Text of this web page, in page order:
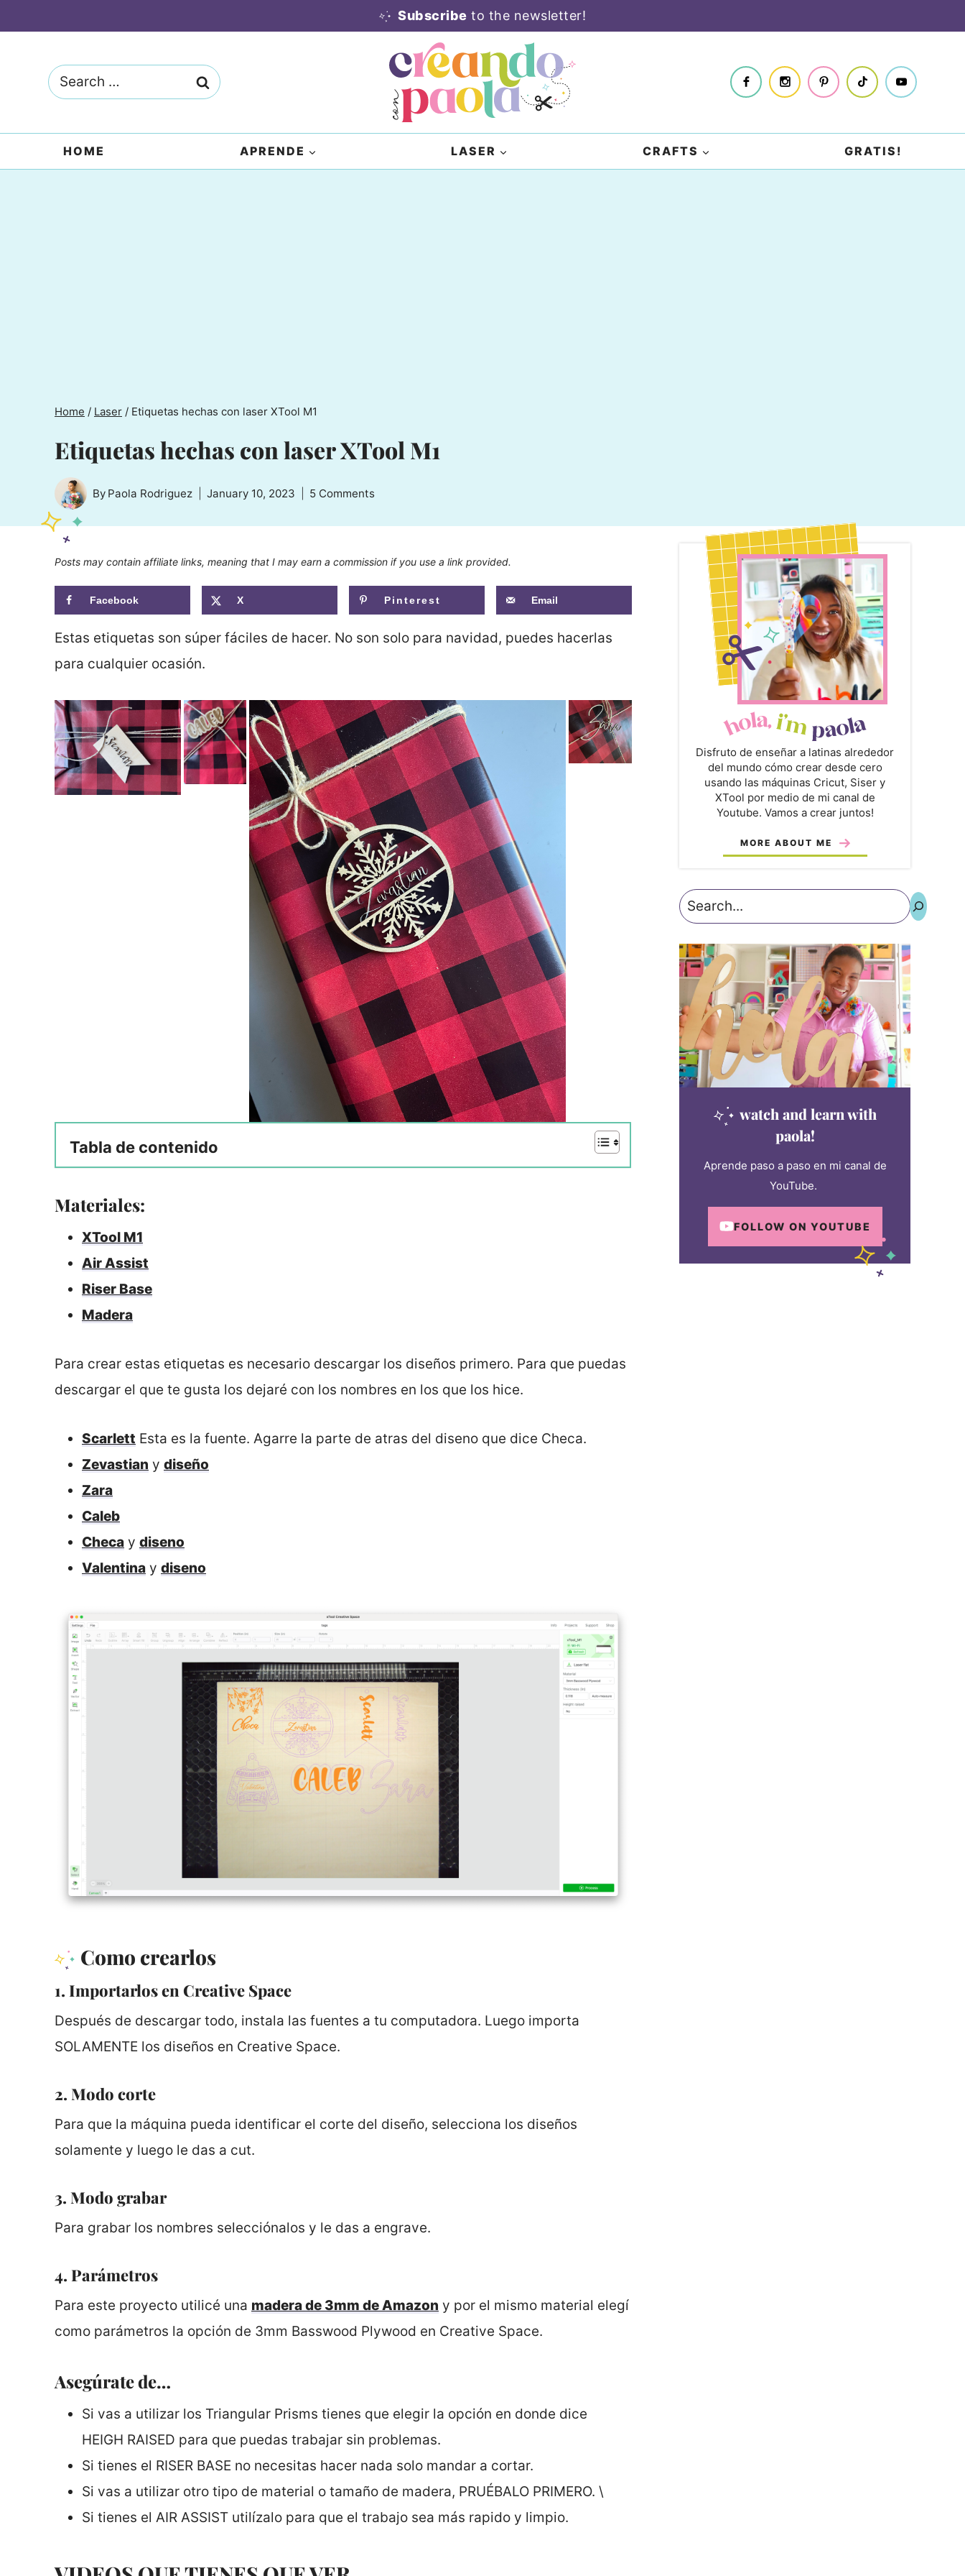
Subscribe to the newsletter!
Search
for:
HOME APRENDE LASER CRAFTS GRATIS!
Home / Laser / Etiquetas hechas con laser XTool M1
Etiquetas hechas con laser XTool M1
By Paola Rodriguez January 10, 2023 5 Comments
Posts may contain affiliate links, meaning that I may earn a commission if you use a link provided.
Facebook X Pinterest Email
Estas etiquetas son súper fáciles de hacer. No son solo para navidad, puedes hacerlas
para cualquier ocasión.
Tabla de contenido
Materiales:
XTool M1
Air Assist
Riser Base
Madera
Para crear estas etiquetas es necesario descargar los diseños primero. Para que puedas
descargar el que te gusta los dejaré con los nombres en los que los hice.
Scarlett Esta es la fuente. Agarre la parte de atras del diseno que dice Checa.
Zevastian y diseño
Zara
Caleb
Checa y diseno
Valentina y diseno
Como crearlos
1. Importarlos en Creative Space
Después de descargar todo, instala las fuentes a tu computadora. Luego importa
SOLAMENTE los diseños en Creative Space.
2. Modo corte
Para que la máquina pueda identificar el corte del diseño, selecciona los diseños
solamente y luego le das a cut.
3. Modo grabar
Para grabar los nombres selecciónalos y le das a engrave.
4. Parámetros
Para este proyecto utilicé una madera de 3mm de Amazon y por el mismo material elegí
como parámetros la opción de 3mm Basswood Plywood en Creative Space.
Asegúrate de…
Si vas a utilizar los Triangular Prisms tienes que elegir la opción en donde dice
HEIGH RAISED para que puedas trabajar sin problemas.
Si tienes el RISER BASE no necesitas hacer nada solo mandar a cortar.
Si vas a utilizar otro tipo de material o tamaño de madera, PRUÉBALO PRIMERO. \
Si tienes el AIR ASSIST utilízalo para que el trabajo sea más rapido y limpio.
Disfruto de enseñar a latinas alrededor
del mundo cómo crear desde cero
usando las máquinas Cricut, Siser y
XTool por medio de mi canal de
Youtube. Vamos a crear juntos!
MORE ABOUT ME
Search
watch and learn with
paola!
Aprende paso a paso en mi canal de
YouTube.
FOLLOW ON YOUTUBE